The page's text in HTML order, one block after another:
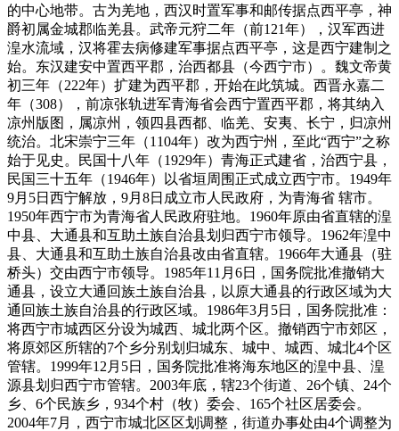
的中心地带。古为羌地，西汉时置军事和邮传据点西平亭，神
爵初属金城郡临羌县。武帝元狩二年（前121年），汉军西进
湟水流域，汉将霍去病修建军事据点西平亭，这是西宁建制之
始。东汉建安中置西平郡，治西都县（今西宁市）。魏文帝黄
初三年（222年）扩建为西平郡，开始在此筑城。西晋永嘉二
年（308），前凉张轨进军青海省会西宁置西平郡，将其纳入
凉州版图，属凉州，领四县西都、临羌、安夷、长宁，归凉州
统治。北宋崇宁三年（1104年）改为西宁州，至此“西宁”之称
始于见史。民国十八年（1929年）青海正式建省，治西宁县，
民国三十五年（1946年）以省垣周围正式成立西宁市。1949年
9月5日西宁解放，9月8日成立市人民政府，为青海省 辖市。
1950年西宁市为青海省人民政府驻地。1960年原由省直辖的湟
中县、大通县和互助土族自治县划归西宁市领导。1962年湟中
县、大通县和互助土族自治县改由省直辖。1966年大通县（驻
桥头）交由西宁市领导。1985年11月6日，国务院批准撤销大
通县，设立大通回族土族自治县，以原大通县的行政区域为大
通回族土族自治县的行政区域。1986年3月5日，国务院批准：
将西宁市城西区分设为城西、城北两个区。撤销西宁市郊区，
将原郊区所辖的7个乡分别划归城东、城中、城西、城北4个区
管辖。1999年12月5日，国务院批准将海东地区的湟中县、湟
源县划归西宁市管辖。2003年底，辖23个街道、26个镇、24个
乡、6个民族乡，934个村（牧）委会、165个社区居委会。
2004年7月，西宁市城北区区划调整，街道办事处由4个调整为